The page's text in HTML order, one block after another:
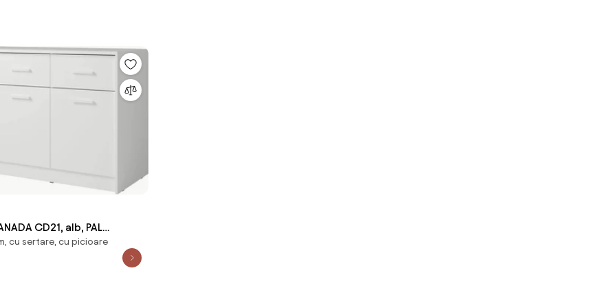
CD21, alb, PAL
cm
cu sertare, cu picioare